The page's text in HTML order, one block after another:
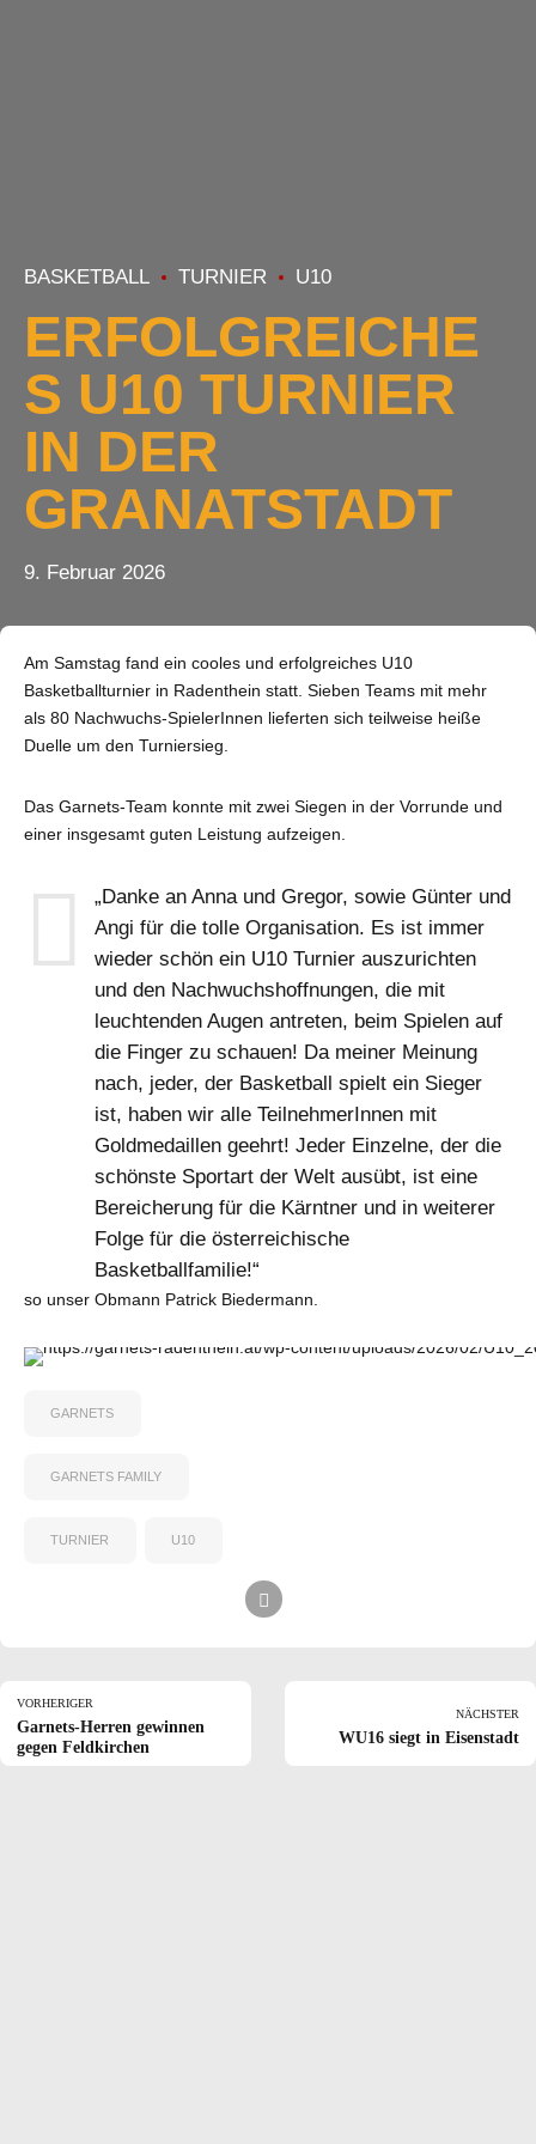
BASKETBALL TURNIER U10
ERFOLGREICHE
S U10 TURNIER
IN DER
GRANATSTADT
9. Februar 2026
Am Samstag fand ein cooles und erfolgreiches U10
Basketballturnier in Radenthein statt. Sieben Teams mit mehr
als 80 Nachwuchs-SpielerInnen lieferten sich teilweise heiße
Duelle um den Turniersieg.
Das Garnets-Team konnte mit zwei Siegen in der Vorrunde und
einer insgesamt guten Leistung aufzeigen.
„Danke an Anna und Gregor, sowie Günter und
Angi für die tolle Organisation. Es ist immer
wieder schön ein U10 Turnier auszurichten
und den Nachwuchshoffnungen, die mit
leuchtenden Augen antreten, beim Spielen auf
die Finger zu schauen! Da meiner Meinung
nach, jeder, der Basketball spielt ein Sieger
ist, haben wir alle TeilnehmerInnen mit
Goldmedaillen geehrt! Jeder Einzelne, der die
schönste Sportart der Welt ausübt, ist eine
Bereicherung für die Kärntner und in weiterer
Folge für die österreichische
Basketballfamilie!“
so unser Obmann Patrick Biedermann.
GARNETS
GARNETS FAMILY
TURNIER U10
VORHERIGER
Garnets-Herren gewinnen
gegen Feldkirchen
NÄCHSTER
WU16 siegt in Eisenstadt